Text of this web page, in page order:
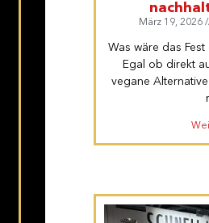
März 19, 2026
Was wäre das
Egal ob direkt
vegane